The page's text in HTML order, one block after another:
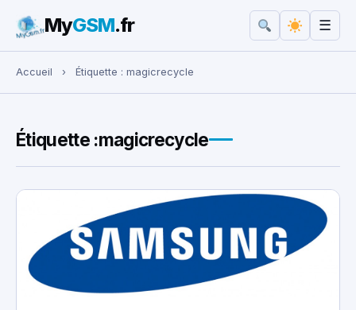
Rechercher :
MyGSM.fr ☰
Accueil › Étiquette : magicrecycle
Étiquette :magicrecycle